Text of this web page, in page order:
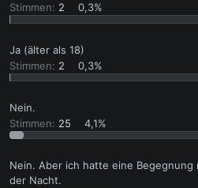
Stimmen: 2 0,3%
Ja (älter als 18)
Stimmen: 2 0,3%
Nein.
Stimmen: 25 4,1%
Nein. Aber ich hatte eine Begegnung
der Nacht.